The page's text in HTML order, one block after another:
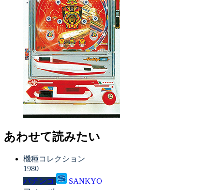
あわせて読みたい
機種コレクション
1980
パチンコ
SANKYO